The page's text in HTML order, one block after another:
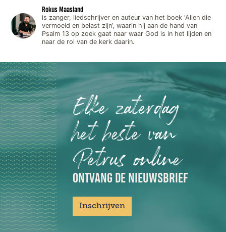
Rokus Maasland
is zanger, liedschrijver en auteur van het boek ‘Allen die
vermoeid en belast zijn’, waarin hij aan de hand van
Psalm 13 op zoek gaat naar waar God is in het lijden en
naar de rol van de kerk daarin.
Elke zaterdag
het beste van
Petrus online
ONTVANG DE NIEUWSBRIEF
Inschrijven